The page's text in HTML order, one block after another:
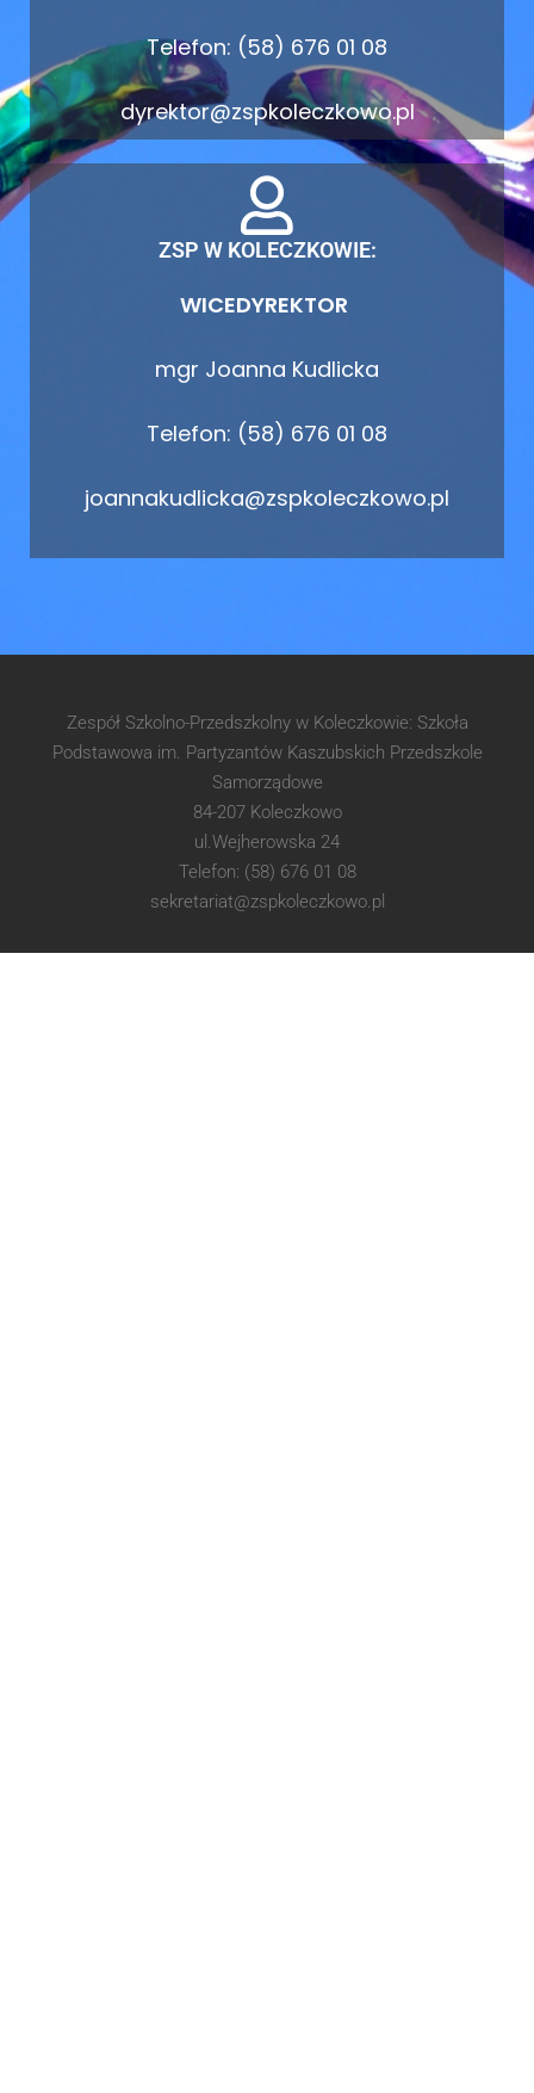
Telefon: (58) 676 01 08
dyrektor@zspkoleczkowo.pl
ZSP W KOLECZKOWIE:
WICEDYREKTOR
mgr Joanna Kudlicka
Telefon: (58) 676 01 08
joannakudlicka@zspkoleczkowo.pl
Zespół Szkolno-Przedszkolny w Koleczkowie: Szkoła
Podstawowa im. Partyzantów Kaszubskich Przedszkole
Samorządowe
84-207 Koleczkowo
ul.Wejherowska 24
Telefon: (58) 676 01 08
sekretariat@zspkoleczkowo.pl